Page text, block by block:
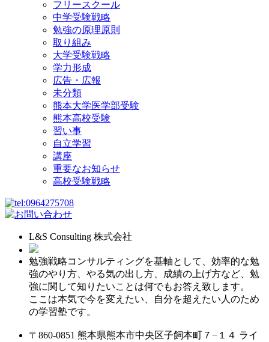
フリースクール
中学受験戦略
勉強の原理原則
取り組み
大学受験戦略
学力形成
広告・広報
未分類
熊本大学医学部受験
熊本高校受験
習い事
自立学習
講座
重要なお知らせ
高校受験戦略
L&S Consulting 株式会社
勉強戦略コンサルティングを基軸として、効率的な勉
強のやり方、やる気の出し方、成績の上げ方など、勉
強に関して知りたいことは何でもお答え致します。
ここは本気で今を変えたい、自分を超えたい人のため
の学習塾です。
〒860-0851 熊本県熊本市中央区子飼本町７−１４ ライ